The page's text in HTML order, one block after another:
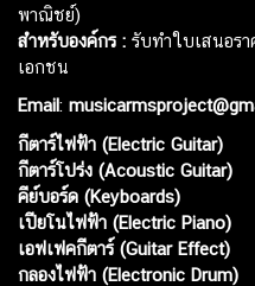
พาณิชย์)
สำหรับองค์กร : รับทำใบเสนอรา
เอกชน
Email:
กีตาร์ไฟฟ้า (Electric Guitar)
กีตาร์โปร่ง (Acoustic Guitar)
คีย์บอร์ด (Keyboards)
เปียโนไฟฟ้า (Electric Piano)
เอฟเฟคกีตาร์ (Guitar Effect)
กลองไฟฟ้า (Electronic Drum)